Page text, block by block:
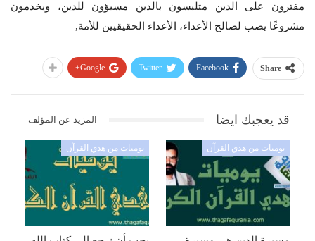
مفترون على الدين متلبسون بالدين مسيؤون للدين، ويخدمون
مشروعًا يصب لصالح الأعداء، الأعداء الحقيقيين للأمة,
Share
Facebook
Twitter
Google+
قد يعجبك ايضا المزيد عن المؤلف
يوميات من هدي القرآن يوميات من هدي القرآن